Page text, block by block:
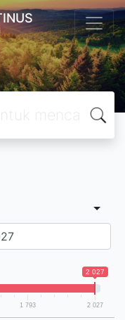
2 027
1 793 2 027